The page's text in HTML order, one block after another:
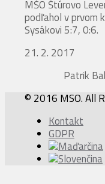
MŠO Štúrovo
podľahol v prvom
Sysákovi 5:7, 0:6.
21. 2. 2017
Patrik
© 2016 MSO. All
Kontakt
GDPR